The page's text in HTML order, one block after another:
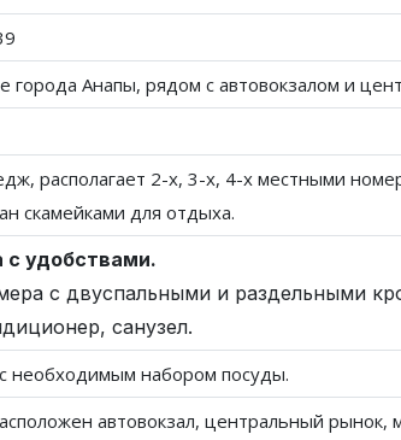
города Анапы, рядом с автовокзалом и
располагает 2-х, 3-х, 4-х местными
скамейками для отдыха.
удобствами.
с двуспальными и раздельными
санузел.
необходимым набором посуды.
автовокзал, центральный рынок,